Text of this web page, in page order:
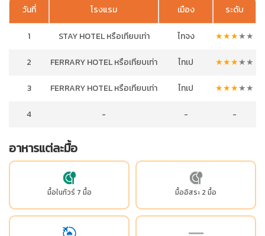
วันที่ โรงแรม เมือง ระดับ
1 STAY HOTEL หรือเทียบเท่า ไทจง ★★★★★
2 FERRARY HOTEL หรือเทียบเท่า ไทเป ★★★★★
3 FERRARY HOTEL หรือเทียบเท่า ไทเป ★★★★★
4 - - -
อาหารแต่ละมื้อ
มื้อในทัวร์ 7 มื้อ มื้ออิสระ 2 มื้อ